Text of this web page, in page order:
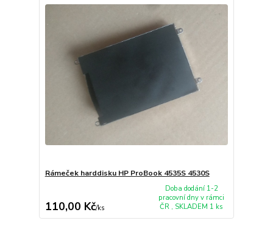
Rámeček harddisku HP ProBook 4535S 4530S
110,00 Kč/ks
Doba dodání 1-2
pracovní dny v rámci
ČR , SKLADEM 1 ks